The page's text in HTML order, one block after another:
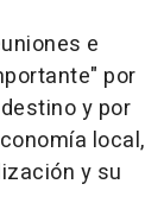
e
por
y por
local,
y su